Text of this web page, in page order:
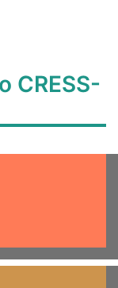
CRESS-